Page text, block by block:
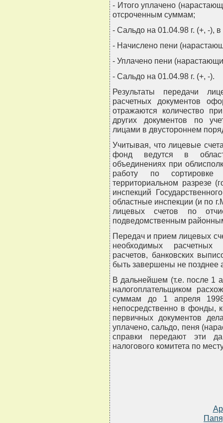
- Итого уплачено
отсроченным суммам;
- Сальдо на 01.04.98 г. (+, -),
- Начислено пени
- Уплачено пени
- Сальдо на 01.04.98 г. (+, -).
Результаты передачи
расчетных документов
отражаются количество
других документов по
лицами в двустороннем
Учитывая, что лицевые
фонд ведутся в
объединениях при
работу по
территориальном разрезе
инспекций
областные инспекции (и по
лицевых счетов по
подведомственным
Передач и прием лицевых
необходимых расчетных
расчетов, банковских
быть завершены не позднее
В дальнейшем (т.е. после 1
налогоплательщиком
суммам до 1 апреля 1998
непосредственно в фонды,
первичных документов
уплачено, сальдо, пеня
справки передают эти
налогового комитета по